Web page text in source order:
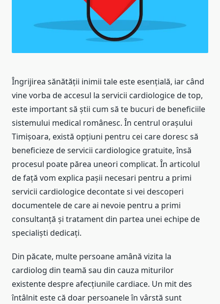
Îngrijirea sănătății inimii tale este esențială, iar când
vine vorba de accesul la servicii cardiologice de top,
este important să știi cum să te bucuri de beneficiile
sistemului medical românesc. În centrul orașului
Timișoara, există opțiuni pentru cei care doresc să
beneficieze de servicii cardiologice gratuite, însă
procesul poate părea uneori complicat. În articolul
de față vom explica pașii necesari pentru a primi
servicii cardiologice decontate si vei descoperi
documentele de care ai nevoie pentru a primi
consultanță și tratament din partea unei echipe de
specialiști dedicați.
Din păcate, multe persoane amână vizita la
cardiolog din teamă sau din cauza miturilor
existente despre afecțiunile cardiace. Un mit des
întâlnit este că doar persoanele în vârstă sunt